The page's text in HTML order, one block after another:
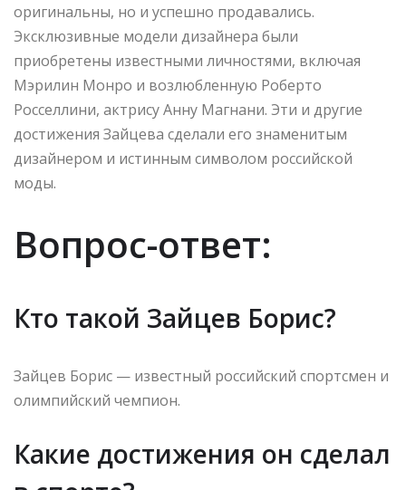
оригинальны, но и успешно продавались.
Эксклюзивные модели дизайнера были
приобретены известными личностями, включая
Мэрилин Монро и возлюбленную Роберто
Росселлини, актрису Анну Магнани. Эти и другие
достижения Зайцева сделали его знаменитым
дизайнером и истинным символом российской
моды.
Вопрос-ответ:
Кто такой Зайцев Борис?
Зайцев Борис — известный российский спортсмен и
олимпийский чемпион.
Какие достижения он сделал